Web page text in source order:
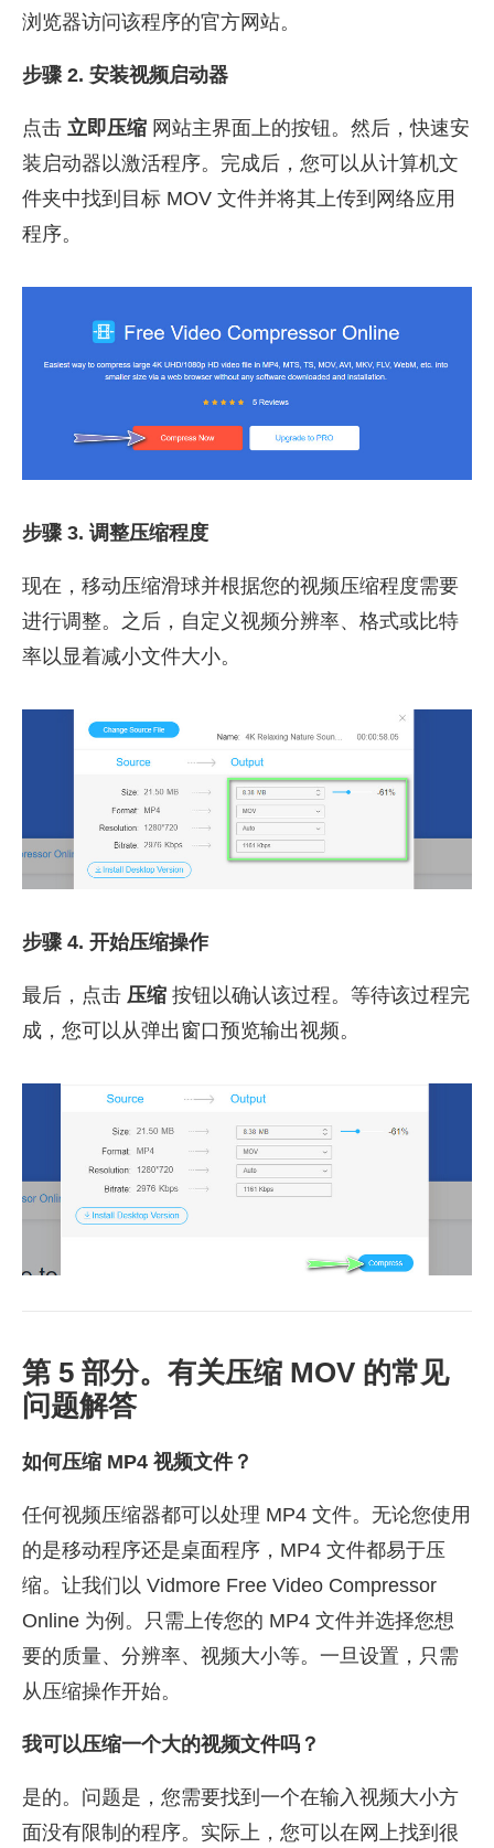
浏览器访问该程序的官方网站。
步骤 2. 安装视频启动器
点击 立即压缩 网站主界面上的按钮。然后，快速安
装启动器以激活程序。完成后，您可以从计算机文
件夹中找到目标 MOV 文件并将其上传到网络应用
程序。
步骤 3. 调整压缩程度
现在，移动压缩滑球并根据您的视频压缩程度需要
进行调整。之后，自定义视频分辨率、格式或比特
率以显着减小文件大小。
步骤 4. 开始压缩操作
最后，点击 压缩 按钮以确认该过程。等待该过程完
成，您可以从弹出窗口预览输出视频。
第 5 部分。有关压缩 MOV 的常见
问题解答
如何压缩 MP4 视频文件？
任何视频压缩器都可以处理 MP4 文件。无论您使用
的是移动程序还是桌面程序，MP4 文件都易于压
缩。让我们以 Vidmore Free Video Compressor
Online 为例。只需上传您的 MP4 文件并选择您想
要的质量、分辨率、视频大小等。一旦设置，只需
从压缩操作开始。
我可以压缩一个大的视频文件吗？
是的。问题是，您需要找到一个在输入视频大小方
面没有限制的程序。实际上，您可以在网上找到很